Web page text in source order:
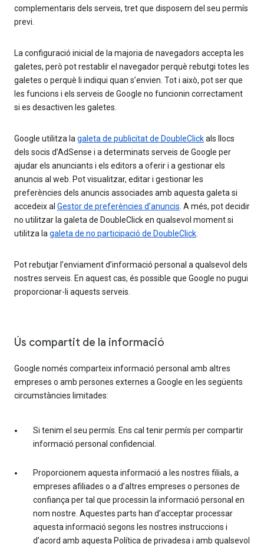
complementaris dels serveis, tret que disposem del seu permís
previ.
La configuració inicial de la majoria de navegadors accepta les
galetes, però pot restablir el navegador perquè rebutgi totes les
galetes o perquè li indiqui quan s’envien. Tot i això, pot ser que
les funcions i els serveis de Google no funcionin correctament
si es desactiven les galetes.
Google utilitza la galeta de publicitat de DoubleClickals llocs
dels socis d’AdSense i a determinats serveis de Google per
ajudar els anunciants i els editors a oferir i a gestionar els
anuncis al web. Pot visualitzar, editar i gestionar les
preferències dels anuncis associades amb aquesta galeta si
accedeix al Gestor de preferències d’anuncis . A més, pot decidir
no utilitzar la galeta de DoubleClick en qualsevol moment si
utilitza la galeta de no participació de DoubleClick
Pot rebutjar l’enviament d’informació personal a qualsevol dels
nostres serveis. En aquest cas, és possible que Google no pugui
proporcionar-li aquests serveis.
Ús compartit de la informació
Google només comparteix informació personal amb altres
empreses o amb persones externes a Google en les següents
circumstàncies limitades:
Si tenim el seu permís. Ens cal tenir permís per compartir
informació personal confidencial.
Proporcionem aquesta informació a les nostres filials, a
empreses afiliades o a d’altres empreses o persones de
confiança per tal que processin la informació personal en
nom nostre. Aquestes parts han d’acceptar processar
aquesta informació segons les nostres instruccions i
d’acord amb aquesta Política de privadesa i amb qualsevol